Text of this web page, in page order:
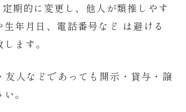
期的に変更し、他人が類推しやす
生年月日、電話番号など は避ける
ます。
友人などであっても開示・貸与・譲
。